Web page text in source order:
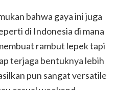
bahwa gaya ini juga
di Indonesia di mana
rambut lepek tapi
terjaga bentuknya lebih
pun sangat versatile